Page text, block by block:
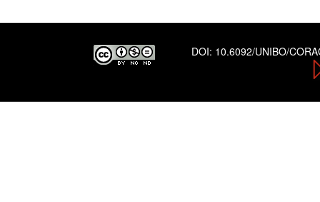
DOI: 10.6092/UNIBO/